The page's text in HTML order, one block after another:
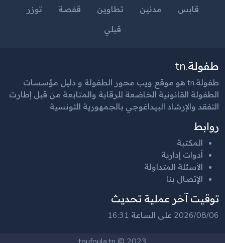
قابس
مدنين تطاوين قفصة
توزر
قبلي
طفولة.tn
طفولة.tn هو موقع ويب محور الطفولة و دليل مؤسسات
الطفولة القانونية الخاضعة للرقابة والمتابعة من قبل إطارت
التفقد والإرشاد البيداغوجي بالجمهورية التونسية
روابط
المكتبة
أدوات إدارية
الأسئلة المتداولة
الإتصال بنا
توقيت آخر عملية تحديث
2026/08/06 على الساعة 16:31